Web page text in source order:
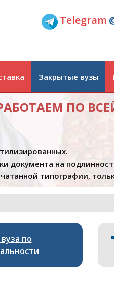
Telegram
Закрытые вузы
ПО
документа на
типографии,
по